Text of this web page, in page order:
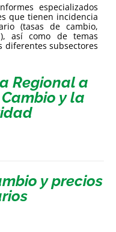
especializados
que tienen incidencia
(tasas de cambio,
así como de temas
diferentes subsectores
Regional a
y la
y precios